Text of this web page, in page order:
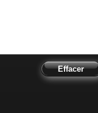
Effacer